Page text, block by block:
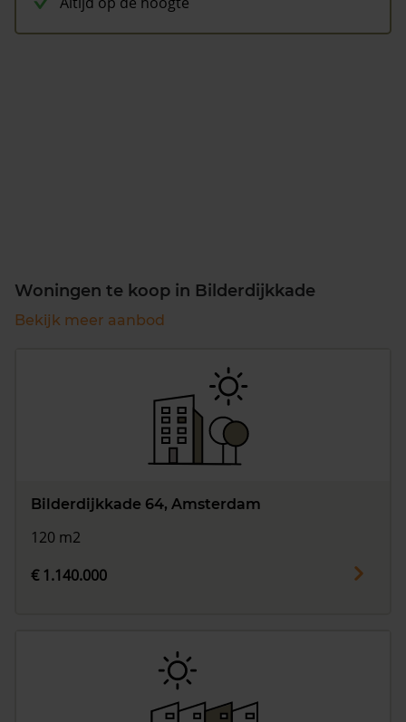
Woningen te koop in Bilderdijkkade
Bekijk meer aanbod
Bilderdijkkade 64, Amsterdam
120 m2
€ 1.140.000